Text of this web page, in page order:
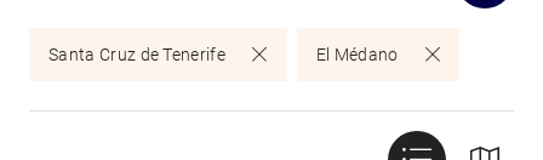
Santa Cruz de Tenerife El Médano